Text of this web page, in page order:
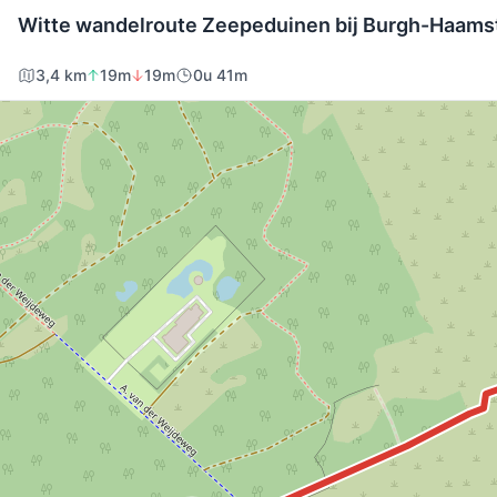
Witte wandelroute Zeepeduinen bij Burgh-
3,4 km 19m 19m 0u 41m